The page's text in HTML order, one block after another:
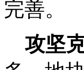
完善。
攻坚